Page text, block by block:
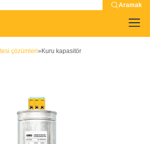
Aramak
çözümleri» Kuru kapasitör